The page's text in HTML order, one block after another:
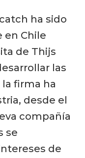
ha sido
en Chile
de Thijs
las
firma ha
desde el
compañía
se
de